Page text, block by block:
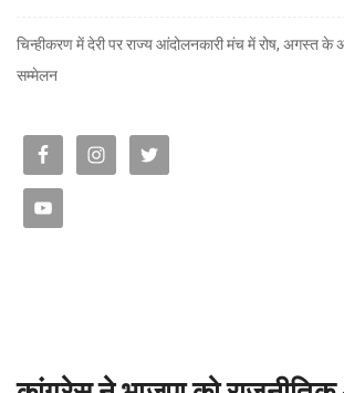
चिन्हीकरण में देरी पर राज्य आंदोलनकारी मंच में रोष, अगस्त के
सम्मेलन